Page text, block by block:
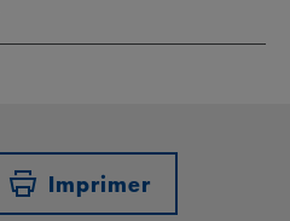
Imprimer